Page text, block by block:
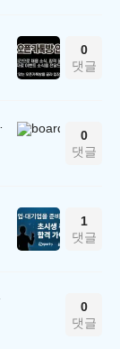
0
댓글
0
댓글
1
댓글
0
댓글